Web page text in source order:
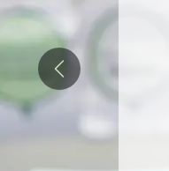
Anterior